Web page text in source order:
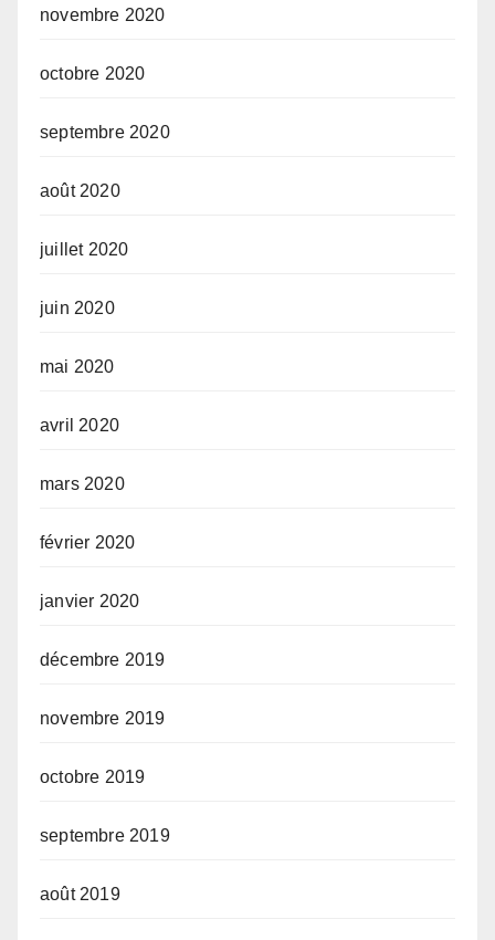
novembre 2020
octobre 2020
septembre 2020
août 2020
juillet 2020
juin 2020
mai 2020
avril 2020
mars 2020
février 2020
janvier 2020
décembre 2019
novembre 2019
octobre 2019
septembre 2019
août 2019